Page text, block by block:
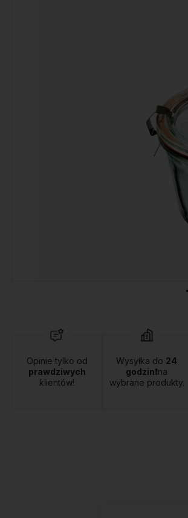
Opinie tylko od
prawdziwych
klientów!
Wysyłka do 24
godzin❗na
wybrane produkty.